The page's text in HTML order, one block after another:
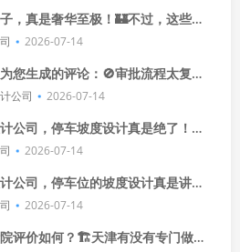
，真是奢华至极！🏰不过，这些藏
位，现在都去哪儿了呢？🤔是藏起
2026-07-14
您生成的评论：🚫审批流程太复杂
到拿到许可，得花不少时间和精
公司 2026-07-14
公司，停车坡度设计真是绝了！👍
美观，还兼顾了实用性。🚗💨每次
2026-07-14
公司，停车位的坡度设计真是讲
年速腾后点烟器用一个保险丝吗？
2026-07-14
评价如何？🏗️天津有没有专门做砖